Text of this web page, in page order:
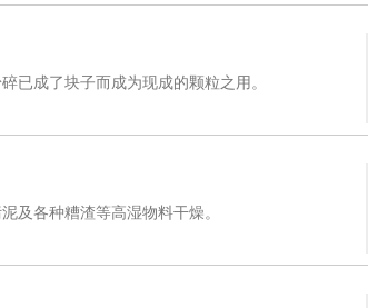
已成了块子而成为现成的颗粒之用。
及各种糟渣等高湿物料干燥。